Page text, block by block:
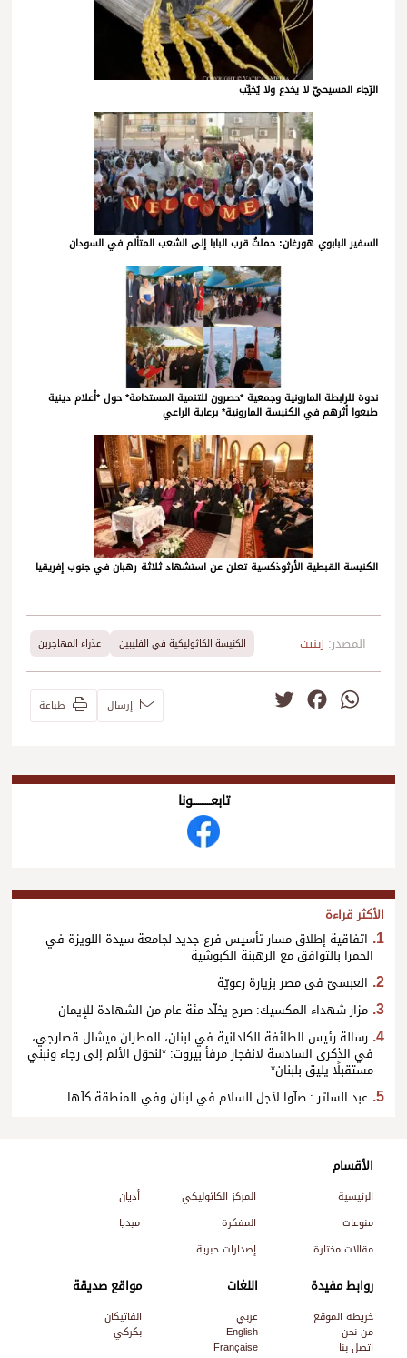
الرّجاء المسيحيّ لا يخدع ولا يُخيِّب
السفير البابوي هورغان: حملتُ قرب البابا إلى الشعب المتألم في السودان
ندوة للرابطة المارونية وجمعية *حصرون للتنمية المستدامة* حول *أعلام دينية
طبعوا أثرهم في الكنيسة المارونية* برعاية الراعي
الكنيسة القبطية الأرثوذكسية تعلن عن استشهاد ثلاثة رهبان في جنوب إفريقيا
المصدر: زينيت الكنيسة الكاثوليكية في الفليبين عذراء المهاجرين
WhatsApp
Facebook إرسال طباعة
تابعــــــــــونا
الأكثر قراءة
اتفاقية إطلاق مسار تأسيس فرع جديد لجامعة سيدة اللويزة في
الحمرا بالتوافق مع الرهبنة الكبوشية
العبسيّ في مصر بزيارة رعويّة
مزار شهداء المكسيك: صرح يخلّد مئة عام من الشهادة للإيمان
رسالة رئيس الطائفة الكلدانية في لبنان، المطران ميشال قصارجي،
في الذكرى السادسة لانفجار مرفأ بيروت: *لنحوّل الألم إلى رجاء ونبني
مستقبلًا يليق بلبنان*
عبد الساتر : صلّوا لأجل السلام في لبنان وفي المنطقة كلّها
الأقسام
الرئيسية المركز الكاثوليكي
أديان
منوعات
المفكرة
ميديا
مقالات مختارة
إصدارات حبرية
روابط مفيدة
خريطة الموقع
من نحن
اتصل بنا
اللغات
عربي
English
Française
مواقع صديقة
الفاتيكان
بكركي